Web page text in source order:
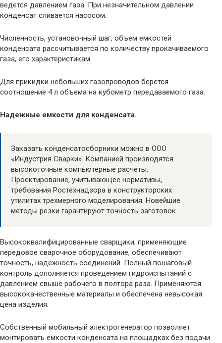
ведется давлением газа. При незначительном давлении
конденсат сливается насосом.
Численность, установочный шаг, объем емкостей
конденсата рассчитывается по количеству прокачиваемого
газа, его характеристикам.
Для прикидки небольших газопроводов берется
соотношение 4 л объема на кубометр передаваемого газа.
Надежные емкости для конденсата.
Заказать конденсатосборники можно в ООО
«Индустрия Сварки». Компанией производятся
высокоточные компьютерные расчеты.
Проектирование, учитывающее нормативы,
требования Ростехнадзора в конструкторских
утилитах трехмерного моделирования. Новейшие
методы резки гарантируют точность заготовок.
Высококвалифицированные сварщики, применяющие
передовое сварочное оборудование, обеспечивают
точность, надежность соединений. Полный пошаговый
контроль дополняется проведением гидроиспытаний с
давлением свыше рабочего в полтора раза. Применяются
высококачественные материалы и обеспечена невысокая
цена изделия.
Собственный мобильный электрогенератор позволяет
монтировать емкости конденсата на площадках без подачи